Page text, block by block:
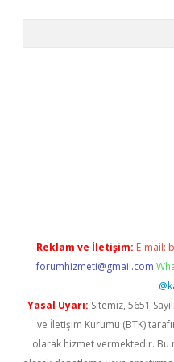
Reklam ve İletişim: E-mail:
forumhizmeti@gmail.com
Yasal Uyarı: Sitemiz, 5651
ve İletişim Kurumu (BTK)
olarak hizmet vermektedir.